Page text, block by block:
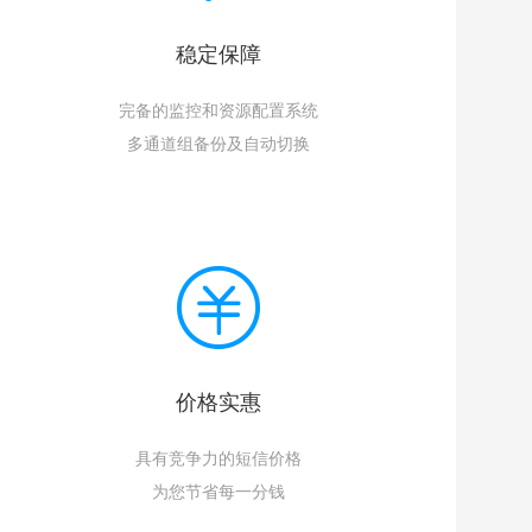
稳定保障
完备的监控和资源配置系统
多通道组备份及自动切换
价格实惠
具有竞争力的短信价格
为您节省每一分钱